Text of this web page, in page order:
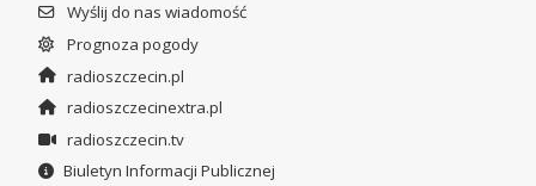
Wyślij do nas wiadomość
Prognoza pogody
radioszczecin.pl
radioszczecinextra.pl
radioszczecin.tv
Biuletyn Informacji Publicznej